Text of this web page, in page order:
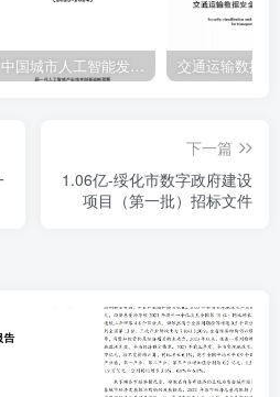
下一篇
1.06亿-绥化市数字政府建设
项目（第一批）招标文件